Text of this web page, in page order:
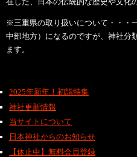
※三重県の取り扱いについて・・・
中部地方）になるのですが、神社分
ます。
2025年新年！初詣特集
神社更新情報
当サイトについて
日本神社からのお知らせ
【休止中】無料会員登録